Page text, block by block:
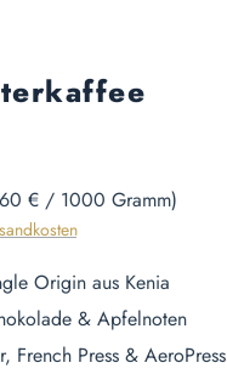
€ / 1000 Gramm)
Origin aus Kenia
& Apfelnoten
French Press & AeroPress